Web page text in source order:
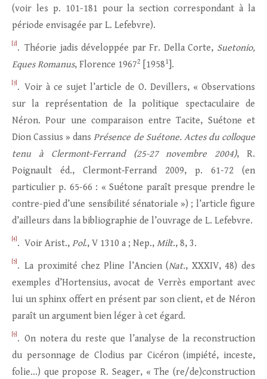
(voir les p. 101-181 pour la section correspondant à la
période envisagée par L. Lefebvre).
[2]. Théorie jadis développée par Fr. Della Corte, Suetonio,
Eques Romanus, Florence 19672 [19581 ].
[3]. Voir à ce sujet l’article de O. Devillers, « Observations
sur la représentation de la politique spectaculaire de
Néron. Pour une comparaison entre Tacite, Suétone et
Dion Cassius » dansPrésence de Suétone. Actes du colloque
tenu à Clermont‑Ferrand (25-27 novembre 2004), R.
Poignault éd., Clermont‑Ferrand 2009, p. 61-72 (en
particulier p. 65-66 : « Suétone paraît presque prendre le
contre-pied d’une sensibilité sénatoriale ») ; l’article figure
d’ailleurs dans la bibliographie de l’ouvrage de L. Lefebvre.
[4]. Voir Arist., Pol., V 1310 a ; Nep., Milt., 8, 3.
[5]. La proximité chez Pline l’Ancien (Nat., XXXIV, 48) des
exemples d’Hortensius, avocat de Verrès emportant avec
lui un sphinx offert en présent par son client, et de Néron
paraît un argument bien léger à cet égard.
[6]. On notera du reste que l’analyse de la reconstruction
du personnage de Clodius par Cicéron (impiété, inceste,
folie…) que propose R. Seager, « The (re/de)construction